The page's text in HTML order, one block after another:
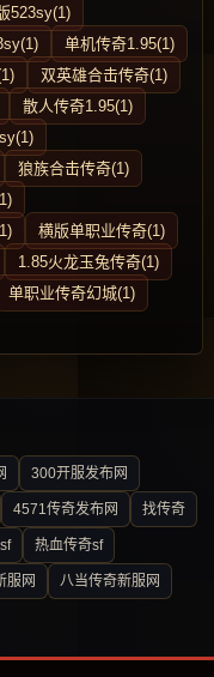
523sy(1)
单机传奇1.95(1)
双英雄合击传奇(1)
散人传奇1.95(1)
狼族合击传奇(1)
横版单职业传奇(1)
1.85火龙玉兔传奇(1)
单职业传奇幻城(1)
300开服发布网
4571传奇发布网 找传奇
热血传奇sf
服网 八当传奇新服网